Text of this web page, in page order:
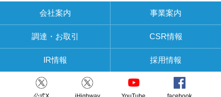
会社案内 事業案内
調達・お取引 CSR情報
IR情報 採用情報